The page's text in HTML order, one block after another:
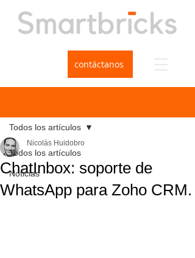
contáctanos
Todos los artículos
Noticias
Todos los artículos
ChatInbox: soporte de
WhatsApp para Zoho CRM.
Nicolás Huidobro